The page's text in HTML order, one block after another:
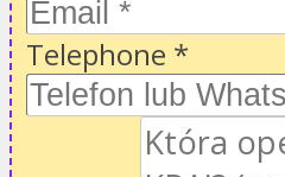
Telephone *